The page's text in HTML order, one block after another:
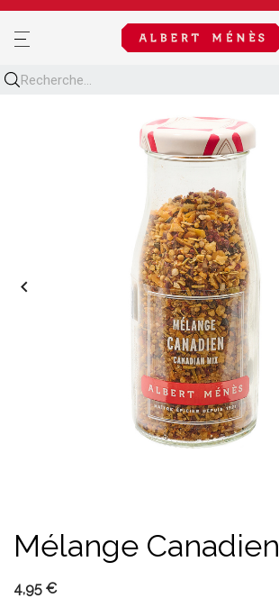
MENU

Mélange Canadien
4,95 €